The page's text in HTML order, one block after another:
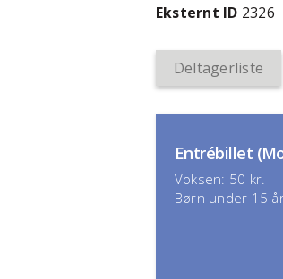
Eksternt ID 2326
Deltagerliste
Entrébillet
Voksen: 50 kr.
Børn under 15